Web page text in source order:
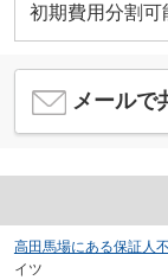
初期費用分割可
メールで
高田馬場にある保証人
イツ